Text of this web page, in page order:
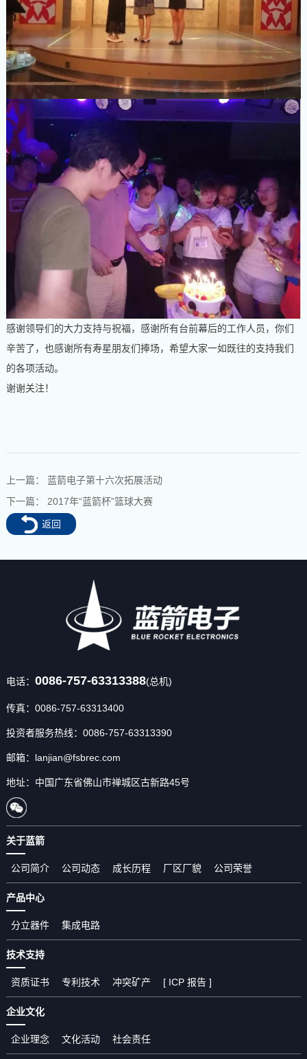
感谢领导们的大力支持与祝福，感谢所有台前幕后的工作人员，你们
辛苦了，也感谢所有寿星朋友们捧场，希望大家一如既往的支持我们
的各项活动。
谢谢关注！
上一篇：
蓝箭电子第十六次拓展活动
下一篇：
2017年“蓝箭杯”篮球大赛
返回
电话： 0086-757-63313388(总机)
传真：0086-757-63313400
投资者服务热线：0086-757-63313390
邮箱：lanjian@fsbrec.com
地址：中国广东省佛山市禅城区古新路45号
关于蓝箭
公司简介 公司动态 成长历程 厂区厂貌 公司荣誉
产品中心
分立器件 集成电路
技术支持
资质证书 专利技术 冲突矿产 [ ICP 报告 ]
企业文化
企业理念 文化活动 社会责任